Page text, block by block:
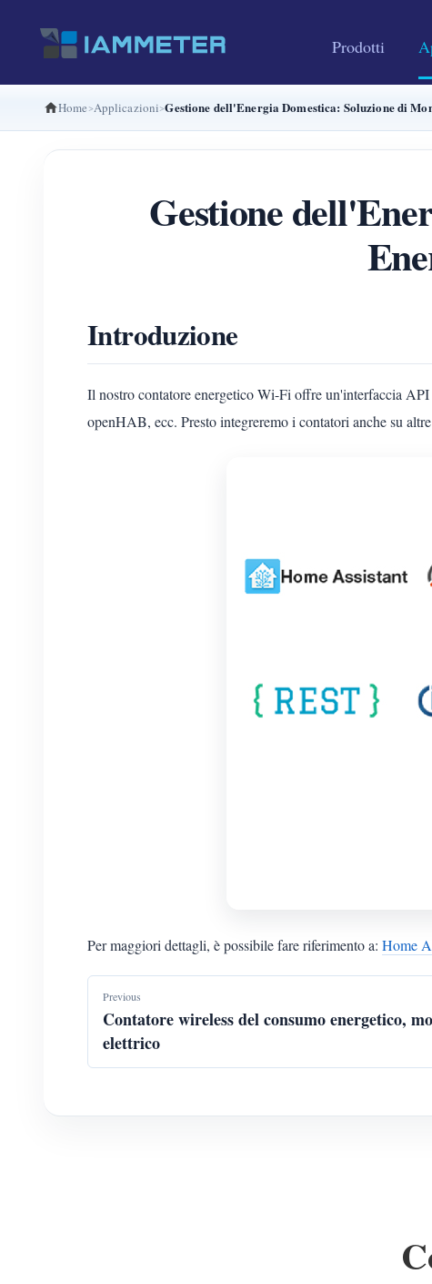
Prodotti
Home Applicazioni Gestione dell'Energia Domestica: Soluzione di
Gestione
Introduzione
Il nostro contatore energetico Wi-Fi offre un'interfaccia
openHAB, ecc. Presto integreremo i contatori anche su
Per maggiori dettagli, è possibile fare riferimento a: Home
Previous
Contatore wireless del consumo energetico,
elettrico